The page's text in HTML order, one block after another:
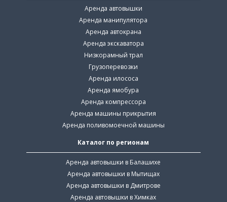
Аренда автовышки
Аренда манипулятора
Аренда автокрана
Аренда экскаватора
Низкорамный трал
Грузоперевозки
Аренда илососа
Аренда ямобура
Аренда компрессора
Аренда машины прикрытия
Аренда поливомоечной машины
Каталог по регионам
Аренда автовышки в Балашихе
Аренда автовышки в Мытищах
Аренда автовышки в Дмитрове
Аренда автовышки в Химках